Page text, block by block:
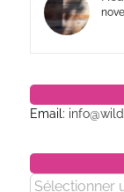
Email:
Archives